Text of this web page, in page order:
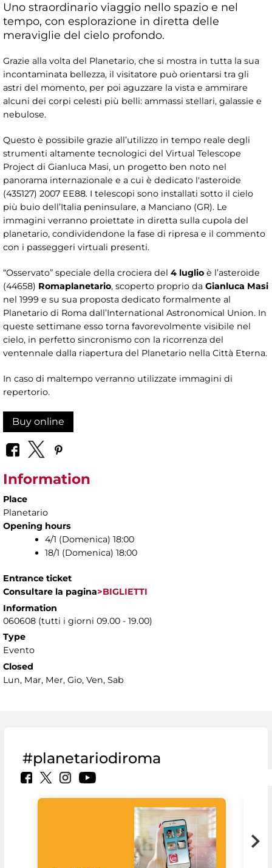
Uno straordinario viaggio nello spazio e nel
tempo, con esplorazione in diretta delle
meraviglie del cielo profondo.
Grazie alla volta del Planetario, che si mostra in tutta la sua
incontaminata bellezza, il visitatore può orientarsi tra gli
astri del momento, per poi aguzzare la vista e ammirare
alcuni dei corpi celesti più belli: ammassi stellari, galassie e
nebulose.
Questo è possibile grazie all’utilizzo in tempo reale degli
strumenti altamente tecnologici del Virtual Telescope
Project di Gianluca Masi, un progetto ben noto nel
panorama internazionale e a cui è dedicato l'asteroide
(435127) 2007 EE88. I telescopi sono installati sotto il cielo
più buio dell’Italia peninsulare, a Manciano (GR). Le
immagini verranno proiettate in diretta sulla cupola del
planetario, condividendone la fase di ripresa e il commento
con i passeggeri virtuali presenti.
“Osservato” speciale della crociera del 4 luglio è l’asteroide
(44658) Romaplanetario, scoperto proprio da Gianluca Masi
nel 1999 e su sua proposta dedicato formalmente al
Planetario di Roma dall’International Astronomical Union. In
queste settimane esso torna favorevolmente visibile nel
cielo, in perfetto sincronismo con la ricorrenza del
ventennale dalla riapertura del Planetario nella Città Eterna.
In caso di maltempo verranno utilizzate immagini di
repertorio.
Buy online
Information
Place
Planetario
Opening hours
4/1 (Domenica) 18:00
18/1 (Domenica) 18:00
Entrance ticket
Consultare la pagina>BIGLIETTI
Information
060608 (tutti i giorni 09.00 - 19.00)
Type
Evento
Closed
Lun, Mar, Mer, Gio, Ven, Sab
#planetariodiroma